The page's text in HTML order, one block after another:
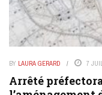
BY LAURA GERARD 7
Arrêté